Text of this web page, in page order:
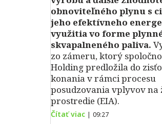
obnoviteľného plynu s
jeho efektívneho
využitia vo forme
skvapalneného paliva.
zo zámeru, ktorý
Holding predložila do
konania v rámci procesu
posudzovania vplyvov na
prostredie (EIA).
Čítať viac | 09:27